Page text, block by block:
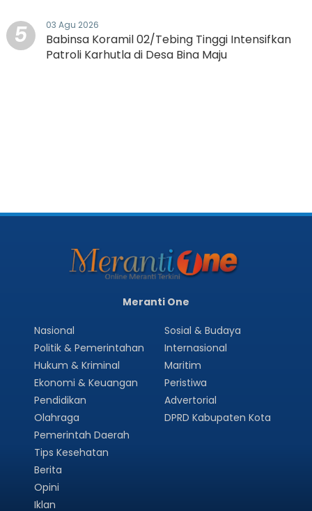
5 03 Agu 2026
Babinsa Koramil 02/Tebing Tinggi Intensifkan
Patroli Karhutla di Desa Bina Maju
Meranti One
Nasional
Politik & Pemerintahan
Hukum & Kriminal
Ekonomi & Keuangan
Pendidikan
Olahraga
Sosial & Budaya
Internasional
Maritim
Peristiwa
Advertorial
DPRD Kabupaten Kota
Pemerintah Daerah
Tips Kesehatan
Berita
Opini
Iklan